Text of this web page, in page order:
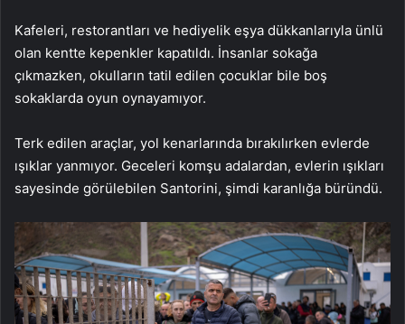
Kafeleri, restorantları ve hediyelik eşya dükkanlarıyla ünlü
olan kentte kepenkler kapatıldı. İnsanlar sokağa
çıkmazken, okulların tatil edilen çocuklar bile boş
sokaklarda oyun oynayamıyor.
Terk edilen araçlar, yol kenarlarında bırakılırken evlerde
ışıklar yanmıyor. Geceleri komşu adalardan, evlerin ışıkları
sayesinde görülebilen Santorini, şimdi karanlığa büründü.